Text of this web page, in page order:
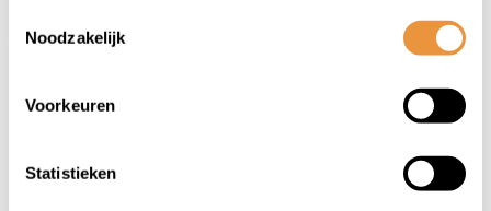
Noodzakelijk
Voorkeuren
Statistieken